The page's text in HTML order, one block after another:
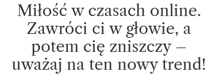
Miłość w czasach online.
Zawróci ci w głowie, a
potem cię zniszczy –
uważaj na ten nowy trend!